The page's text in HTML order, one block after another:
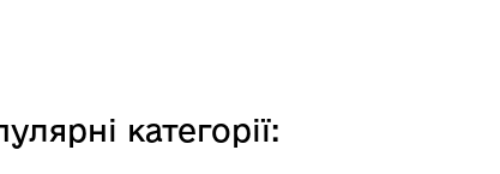
категорії: